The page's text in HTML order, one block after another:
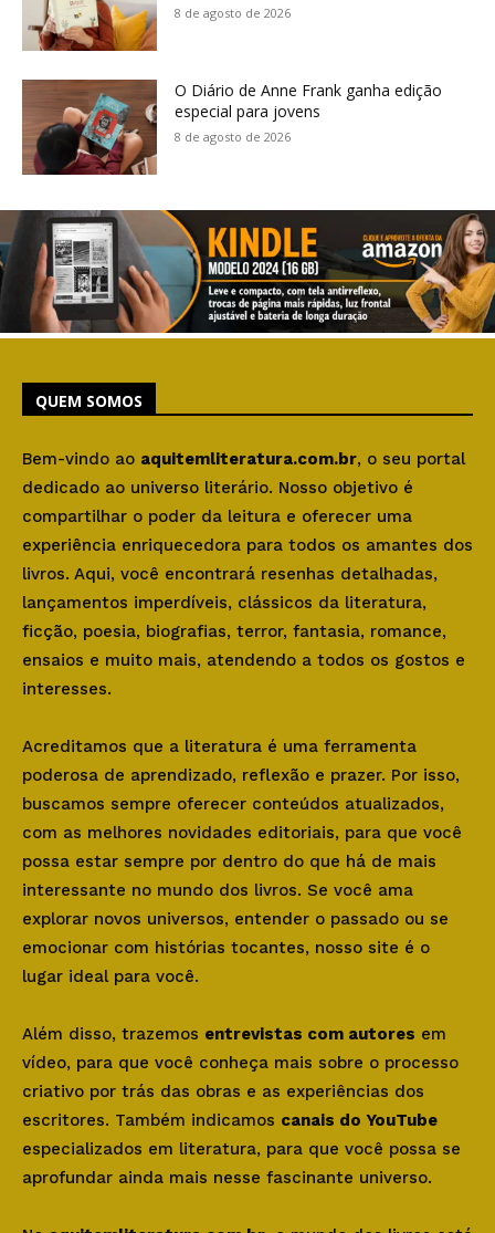
8 de agosto de 2026
O Diário de Anne Frank ganha edição
especial para jovens
8 de agosto de 2026
QUEM SOMOS
Bem-vindo ao aquitemliteratura.com.br, o seu portal
dedicado ao universo literário. Nosso objetivo é
compartilhar o poder da leitura e oferecer uma
experiência enriquecedora para todos os amantes dos
livros. Aqui, você encontrará resenhas detalhadas,
lançamentos imperdíveis, clássicos da literatura,
ficção, poesia, biografias, terror, fantasia, romance,
ensaios e muito mais, atendendo a todos os gostos e
interesses.
Acreditamos que a literatura é uma ferramenta
poderosa de aprendizado, reflexão e prazer. Por isso,
buscamos sempre oferecer conteúdos atualizados,
com as melhores novidades editoriais, para que você
possa estar sempre por dentro do que há de mais
interessante no mundo dos livros. Se você ama
explorar novos universos, entender o passado ou se
emocionar com histórias tocantes, nosso site é o
lugar ideal para você.
Além disso, trazemos entrevistas com autores em
vídeo, para que você conheça mais sobre o processo
criativo por trás das obras e as experiências dos
escritores. Também indicamos canais do YouTube
especializados em literatura, para que você possa se
aprofundar ainda mais nesse fascinante universo.